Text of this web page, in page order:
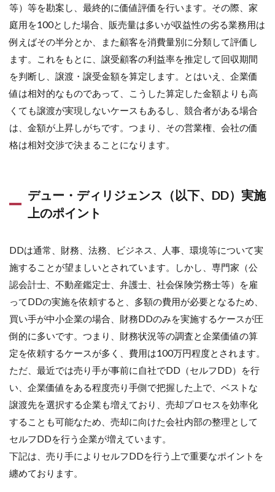
等）等を勘案し、最終的に価値評価を行います。その際、家
庭用を100とした場合、販売量は多いが収益性の劣る業務用は
例えばその半分とか、また顧客を消費量別に分類して評価し
ます。これをもとに、譲受顧客の利益率を推定して回収期間
を判断し、譲渡・譲受金額を算定します。とはいえ、企業価
値は相対的なものであって、こうした算定した金額よりも高
くても譲渡が実現しないケースもあるし、競合者がある場合
は、金額が上昇しがちです。つまり、その営業権、会社の価
格は相対交渉で決まることになります。
デュー・ディリジェンス（以下、DD）実施
上のポイント
DDは通常、財務、法務、ビジネス、人事、環境等について実
施することが望ましいとされています。しかし、専門家（公
認会計士、不動産鑑定士、弁護士、社会保険労務士等）を雇
ってDDの実施を依頼すると、多額の費用が必要となるため、
買い手が中小企業の場合、財務DDのみを実施するケースが圧
倒的に多いです。つまり、財務状況等の調査と企業価値の算
定を依頼するケースが多く、費用は100万円程度とされます。
ただ、最近では売り手が事前に自社でDD（セルフDD）を行
い、企業価値をある程度売り手側で把握した上で、ベストな
譲渡先を選択する企業も増えており、売却プロセスを効率化
することも可能なため、売却に向けた会社内部の整理として
セルフDDを行う企業が増えています。
下記は、売り手によりセルフDDを行う上で重要なポイントを
纏めております。